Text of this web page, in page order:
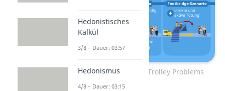
Die drei Varianten des Trolley Problems
Hedonistisches
Kalkül
3/8 – Dauer: 03:57
Hedonismus
4/8 – Dauer: 03:15